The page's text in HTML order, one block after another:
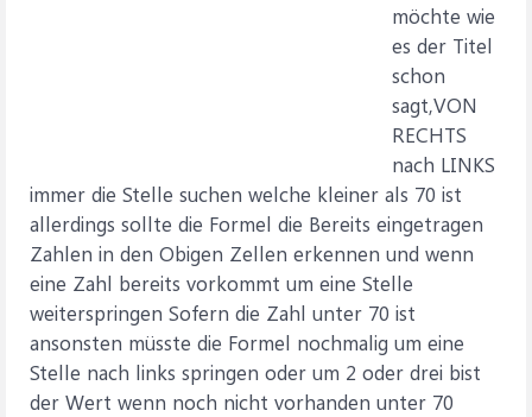
möchte wie
es der Titel
schon
sagt,VON
RECHTS
nach LINKS
immer die Stelle suchen welche kleiner als 70 ist
allerdings sollte die Formel die Bereits eingetragen
Zahlen in den Obigen Zellen erkennen und wenn
eine Zahl bereits vorkommt um eine Stelle
weiterspringen Sofern die Zahl unter 70 ist
ansonsten müsste die Formel nochmalig um eine
Stelle nach links springen oder um 2 oder drei bist
der Wert wenn noch nicht vorhanden unter 70